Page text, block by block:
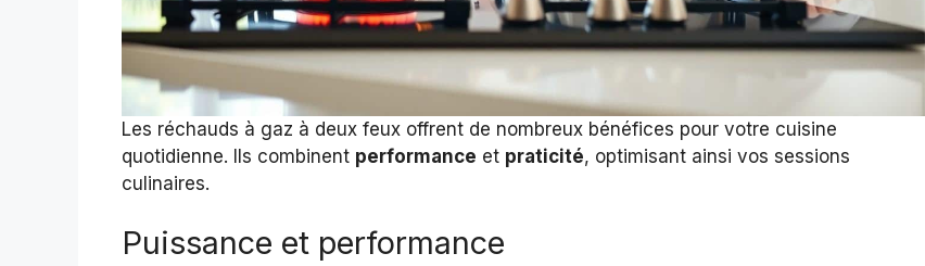
Les réchauds à gaz à deux feux offrent de nombreux bénéfices pour votre cuisine
quotidienne. Ils combinent performance et praticité, optimisant ainsi vos sessions
culinaires.
Puissance et performance